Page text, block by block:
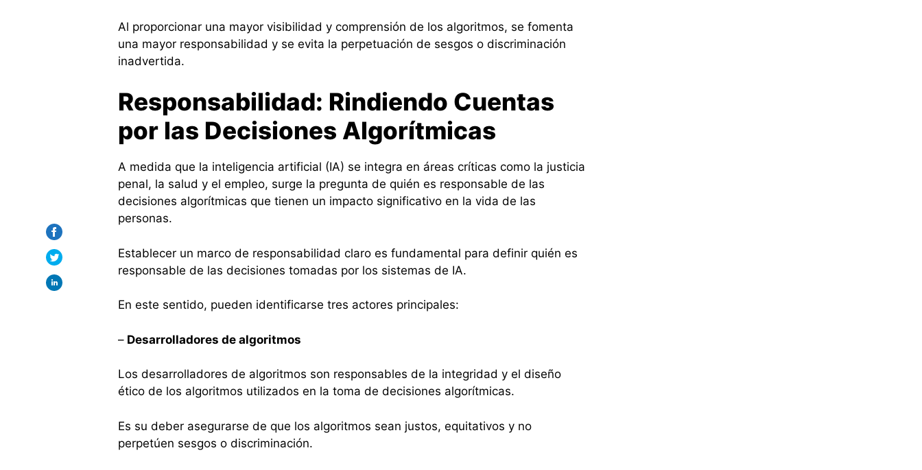
Al proporcionar una mayor visibilidad y comprensión de los algoritmos, se fomenta
una mayor responsabilidad y se evita la perpetuación de sesgos o discriminación
inadvertida.
Responsabilidad: Rindiendo Cuentas
por las Decisiones Algorítmicas
A medida que la inteligencia artificial (IA) se integra en áreas críticas como la justicia
penal, la salud y el empleo, surge la pregunta de quién es responsable de las
decisiones algorítmicas que tienen un impacto significativo en la vida de las
personas.
Establecer un marco de responsabilidad claro es fundamental para definir quién es
responsable de las decisiones tomadas por los sistemas de IA.
En este sentido, pueden identificarse tres actores principales:
– Desarrolladores de algoritmos
Los desarrolladores de algoritmos son responsables de la integridad y el diseño
ético de los algoritmos utilizados en la toma de decisiones algorítmicas.
Es su deber asegurarse de que los algoritmos sean justos, equitativos y no
perpetúen sesgos o discriminación.